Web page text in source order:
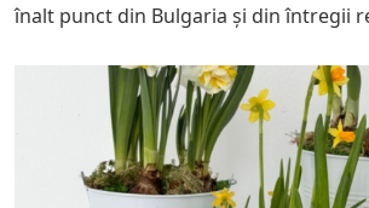
înalt punct din Bulgaria și din întregii